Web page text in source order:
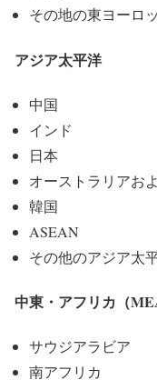
その地の東ヨーロ
アジア太平洋
中国
インド
日本
オーストラリアお
韓国
ASEAN
その他のアジア太
中東・アフリカ（
サウジアラビア
南アフリカ